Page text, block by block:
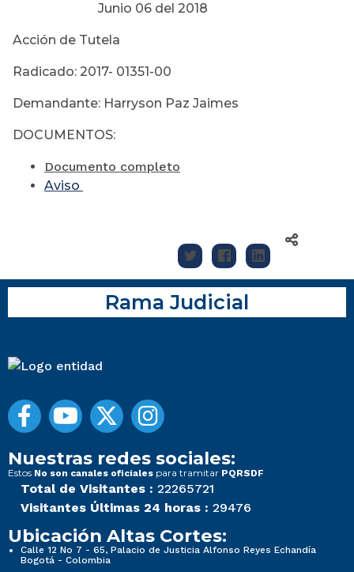
Junio 06 del 2018
Acción de Tutela
Radicado: 2017- 01351-00
Demandante: Harryson Paz Jaimes
DOCUMENTOS:
Documento completo
Aviso
Rama Judicial
Nuestras redes sociales:
Estos No son canales oficiales para tramitar PQRSDF
Total de Visitantes : 22265721
Visitantes Últimas 24 horas : 29476
Ubicación Altas Cortes:
Calle 12 No 7 - 65, Palacio de Justicia Alfonso Reyes Echandía
Bogotá - Colombia